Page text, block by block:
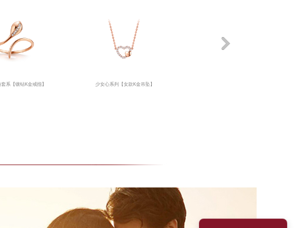
系【镶钻K金戒指】 少女心系列【女款K金吊坠】